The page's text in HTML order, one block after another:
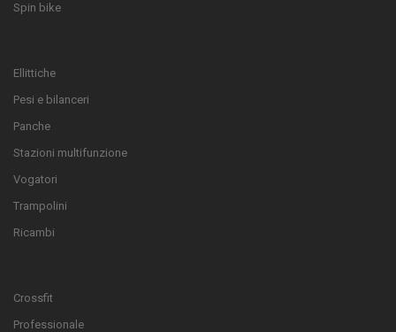
Spin bike
Ellittiche
Pesi e bilanceri
Panche
Stazioni multifunzione
Vogatori
Trampolini
Ricambi
Crossfit
Professionale